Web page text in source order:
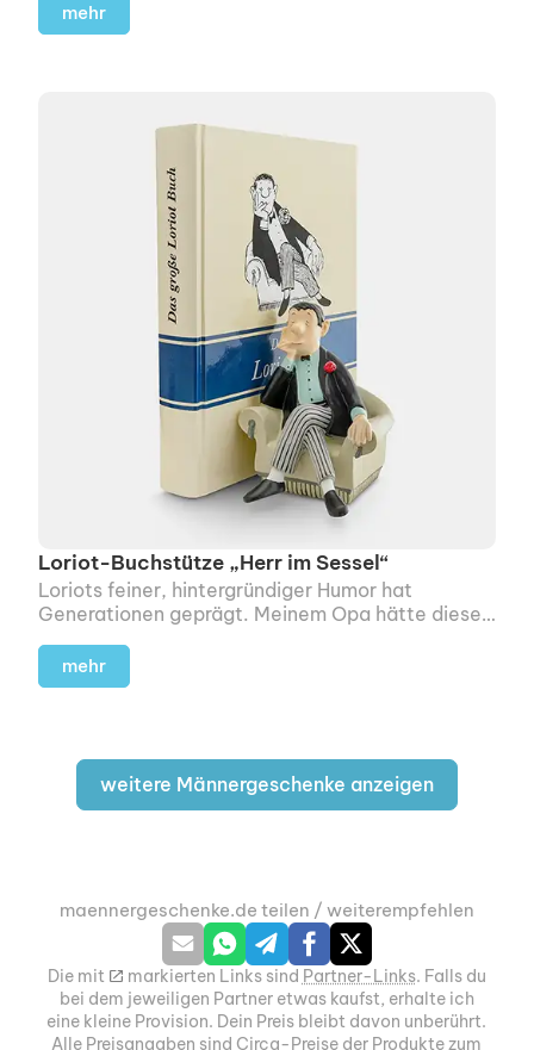
mehr
Loriot-Buchstütze „Herr im Sessel“
Loriots feiner, hintergründiger Humor hat
Generationen geprägt. Meinem Opa hätte dieser
ins Gesicht gezaubert.
mehr
weitere Männergeschenke anzeigen
maennergeschenke.de teilen / weiterempfehlen
Die mit m markierten Links sind Partner-Links. Falls du
bei dem jeweiligen Partner etwas kaufst, erhalte ich
eine kleine Provision. Dein Preis bleibt davon unberührt.
Alle Preisangaben sind Circa-Preise der Produkte zum